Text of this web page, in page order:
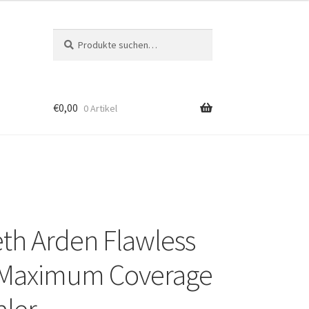
nach:
€0,00 0 Artikel
Arden Flawless
Coverage